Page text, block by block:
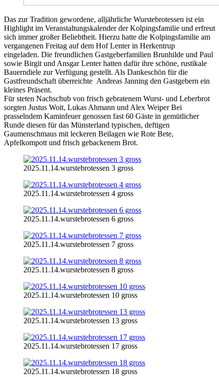
Das zur Tradition gewordene, alljährliche Wurstebrotessen ist ein
Highlight im Veranstaltungskalender der Kolpingsfamilie und erfreut
sich immer großer Beliebtheit. Hierzu hatte die Kolpingsfamilie am
vergangenen Freitag auf dem Hof Lenter in Herkentrup
eingeladen. Die freundlichen Gastgeberfamilien Brunhilde und Paul
sowie Birgit und Ansgar Lenter hatten dafür ihre schöne, rustikale
Bauerndiele zur Verfügung gestellt. Als Dankeschön für die
Gastfreundschaft überreichte Andreas Janning den Gastgebern ein
kleines Präsent.
Für steten Nachschub von frisch gebratenem Wurst- und Leberbrot
sorgten Justus Woit, Lukas Ahmann und Alex Weiper Bei
prasselndem Kaminfeuer genossen fast 60 Gäste in gemütlicher
Runde diesen für das Münsterland typischen, deftigen
Gaumenschmaus mit leckeren Beilagen wie Rote Bete,
Apfelkompott und frisch gebackenem Brot.
2025.11.14.wurstebrotessen 3 gross
2025.11.14.wurstebrotessen 4 gross
2025.11.14.wurstebrotessen 6 gross
2025.11.14.wurstebrotessen 7 gross
2025.11.14.wurstebrotessen 8 gross
2025.11.14.wurstebrotessen 10 gross
2025.11.14.wurstebrotessen 13 gross
2025.11.14.wurstebrotessen 17 gross
2025.11.14.wurstebrotessen 18 gross